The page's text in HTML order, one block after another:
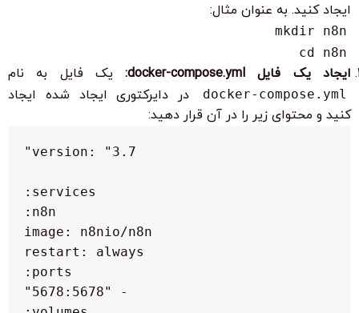
ایجاد کنید. به عنوان مثال:
mkdir n8n
cd n8n
ایجاد یک فایل docker-compose.yml: یک فایل به نام
docker-compose.yml
در دایرکتوری ایجاد شده ایجاد
کنید و محتوای زیر را در آن قرار دهید: